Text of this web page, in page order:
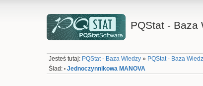
PQStat - Baza
Jesteś tutaj: PQStat - Baza Wiedzy » PQStat - Baza
Ślad: • Jednoczynnikowa MANOVA